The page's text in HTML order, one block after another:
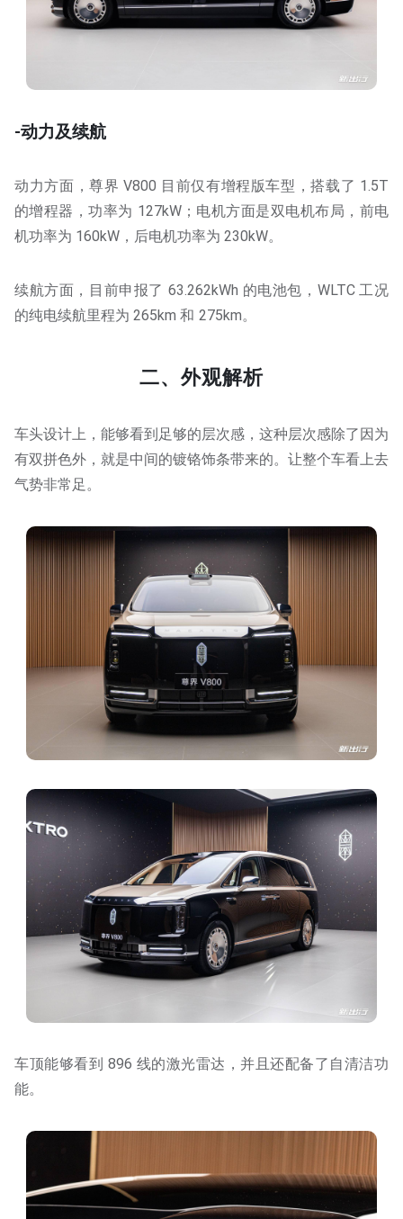
-动力及续航
动力方面，尊界 V800 目前仅有增程版车型，搭载了 1.5T
的增程器，功率为 127kW；电机方面是双电机布局，前电
机功率为 160kW，后电机功率为 230kW。
续航方面，目前申报了 63.262kWh 的电池包，WLTC 工况
的纯电续航里程为 265km 和 275km。
二、外观解析
车头设计上，能够看到足够的层次感，这种层次感除了因为
有双拼色外，就是中间的镀铬饰条带来的。让整个车看上去
气势非常足。
车顶能够看到 896 线的激光雷达，并且还配备了自清洁功
能。